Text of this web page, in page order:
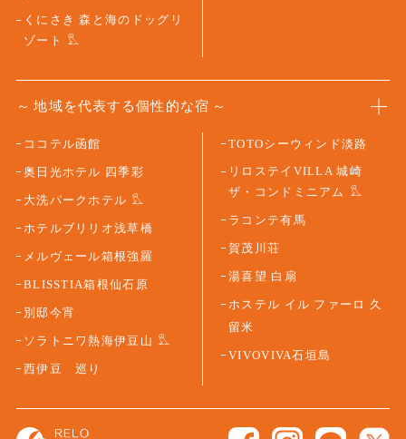
くにさき 森と海のドッグリ
ゾート
地域を代表する個性的な宿
ココテル函館
奥日光ホテル 四季彩
大洗パークホテル
ホテルブリリオ浅草橋
メルヴェール箱根強羅
BLISSTIA箱根仙石原
別邸今宵
ソラトニワ熱海伊豆山
西伊豆 巡り
TOTOシーウィンド淡路
リロステイVILLA 城崎
ザ・コンドミニアム
ラコンテ有馬
賀茂川荘
湯喜望 白扇
ホステル イル ファーロ 久
留米
VIVOVIVA石垣島